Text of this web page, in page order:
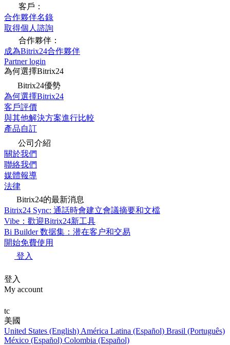
客戶：
合作夥伴名錄
取得個人諮詢
合作夥伴：
成為Bitrix24合作夥伴
Partner login
為何選擇Bitrix24
Bitrix24優勢
為何選擇Bitrix24
客戶評價
與其他解決方案進行比較
產品自訂
公司介紹
關於我們
聯絡我們
媒體報導
法律
Bitrix24的最新消息
Bitrix24 Sync: 通話時會建立會議摘要和文檔
Vibe：歡迎Bitrix24新工具
Bi Builder 数据集：潜在客户和交易
開始免費使用
登入
登入
My account
tc
美國
United States (English) América Latina (Español) Brasil (Português)
México (Español) Colombia (Español)